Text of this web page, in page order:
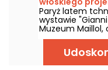
zostaną po raz
Francji w
kompletne
największego
przedłużenia
Paryż latem
wystawie
Muzeum Maillol,
października
nadmiarem
wystawa mody